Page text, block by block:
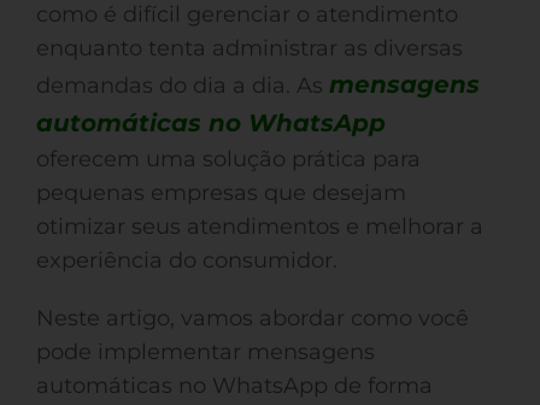
como é difícil gerenciar o atendimento
enquanto tenta administrar as diversas
demandas do dia a dia. As mensagens
automáticas no WhatsApp
oferecem uma solução prática para
pequenas empresas que desejam
otimizar seus atendimentos e melhorar a
experiência do consumidor.
Neste artigo, vamos abordar como você
pode implementar mensagens
automáticas no WhatsApp de forma